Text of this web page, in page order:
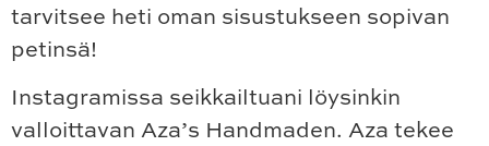
tarvitsee heti oman sisustukseen sopivan
petinsä!
Instagramissa seikkailtuani löysinkin
valloittavan Aza’s Handmaden. Aza tekee